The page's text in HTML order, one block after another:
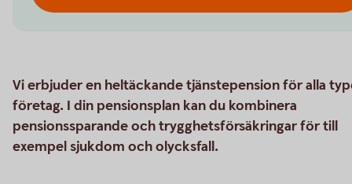
Vi erbjuder en heltäckande tjänstepension för alla
företag. I din pensionsplan kan du kombinera
pensionssparande och trygghetsförsäkringar för till
exempel sjukdom och olycksfall.